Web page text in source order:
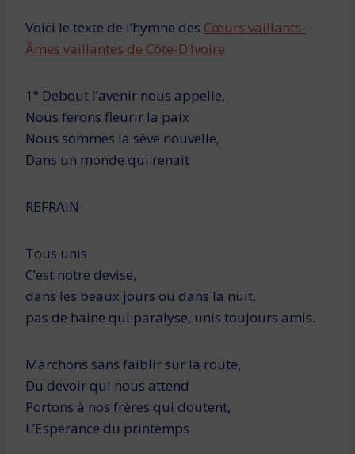
Voici le texte de l’hymne des Cœurs vaillants-
Âmes vaillantes de Côte-D’Ivoire
1° Debout l’avenir nous appelle,
Nous ferons fleurir la paix
Nous sommes la sève nouvelle,
Dans un monde qui renait
REFRAIN
Tous unis
C’est notre devise,
dans les beaux jours ou dans la nuit,
pas de haine qui paralyse, unis toujours amis.
Marchons sans faiblir sur la route,
Du devoir qui nous attend
Portons à nos frères qui doutent,
L’Esperance du printemps